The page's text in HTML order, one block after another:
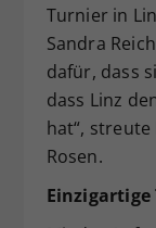
Turnier in
Sandra
dafür, dass
dass Linz
hat“,
Rosen.